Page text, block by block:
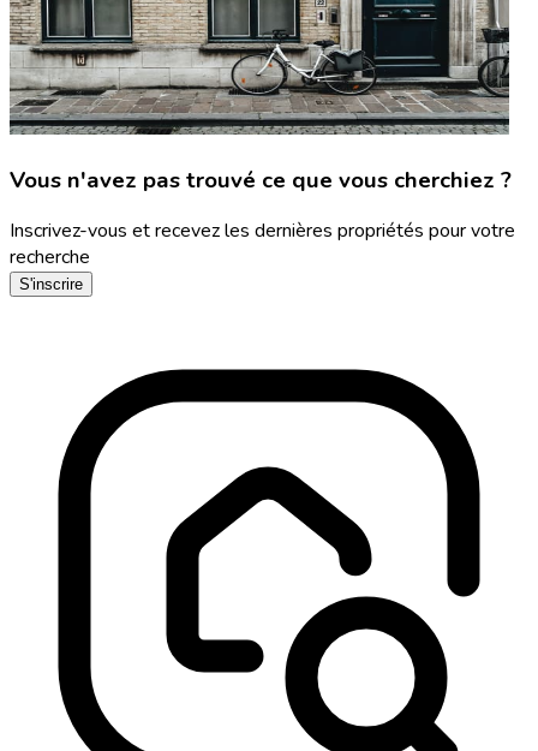
Vous n'avez pas trouvé ce que vous cherchiez ?
Inscrivez-vous et recevez les dernières propriétés pour votre
recherche
S'inscrire